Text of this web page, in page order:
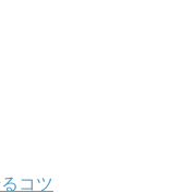
コツ